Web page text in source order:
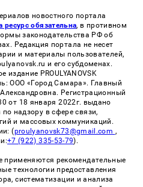
новостного портала
ресурс обязательна, в противном
законодательства РФ об
Редакция портала не несет
и материалы пользователей,
и его субдоменах.
издание PROULYANOVSK
ООО «Город Самара». Главный
Регистрационный
от 18 января 2022г. выдано
надзору в сфере связи,
и массовых коммуникаций.
(proulyanovsk73@gmail.com ,
+7 (922) 335-53-79).
применяются рекомендательные
технологии предоставления
систематизации и анализа